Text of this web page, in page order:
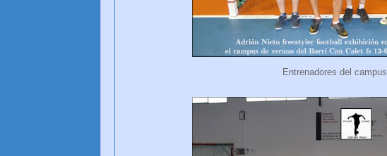
Entrenadores del campus